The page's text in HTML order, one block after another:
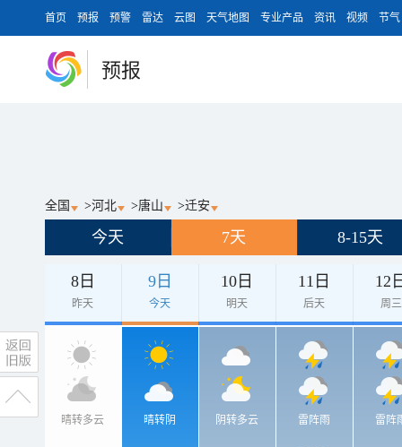
首页 预报 预警 雷达 云图 天气地图 专业产品 资讯 视频 节气
预报
全国 >河北 >唐山 >迁安
今天 7天 8-15天
8日
昨天
9日
今天
10日
明天
11日
后天
12
周三
晴转多云 晴转阴 阴转多云 雷阵雨 雷阵